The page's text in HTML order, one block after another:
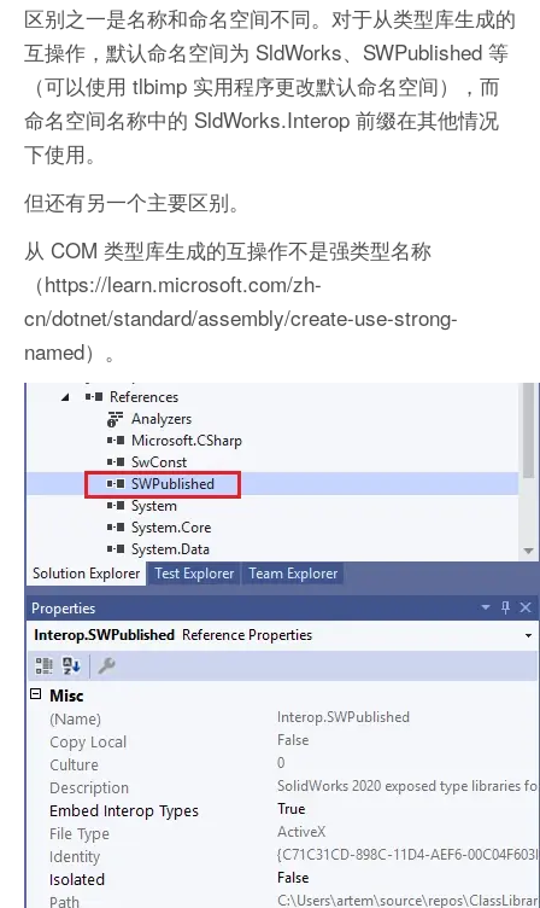
区别之一是名称和命名空间不同。对于从类型库生成的
互操作，默认命名空间为 SldWorks、SWPublished 等
（可以使用 tlbimp 实用程序更改默认命名空间），而
命名空间名称中的 SldWorks.Interop 前缀在其他情况
下使用。
但还有另一个主要区别。
从 COM 类型库生成的互操作不是强类型名称
（https://learn.microsoft.com/zh-
cn/dotnet/standard/assembly/create-use-strong-
named）。